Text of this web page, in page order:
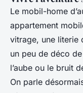
Le mobil-home
appartement
vitrage, une literie
un peu de déco
l’aube ou le bruit
On parle